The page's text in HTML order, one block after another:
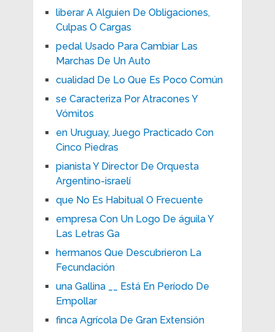
liberar A Alguien De Obligaciones,
Culpas O Cargas
pedal Usado Para Cambiar Las
Marchas De Un Auto
cualidad De Lo Que Es Poco Común
se Caracteriza Por Atracones Y
Vómitos
en Uruguay, Juego Practicado Con
Cinco Piedras
pianista Y Director De Orquesta
Argentino-israelí
que No Es Habitual O Frecuente
empresa Con Un Logo De águila Y
Las Letras Ga
hermanos Que Descubrieron La
Fecundación
una Gallina __ Está En Período De
Empollar
finca Agrícola De Gran Extensión